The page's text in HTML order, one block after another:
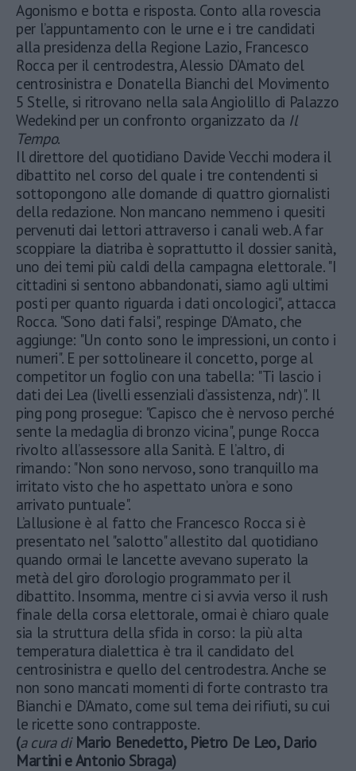
Agonismo e botta e risposta. Conto alla rovescia
per l’appuntamento con le urne e i tre candidati
alla presidenza della Regione Lazio, Francesco
Rocca per il centrodestra, Alessio D’Amato del
centrosinistra e Donatella Bianchi del Movimento
5 Stelle, si ritrovano nella sala Angiolillo di Palazzo
Wedekind per un confronto organizzato da Il
Tempo.
Il direttore del quotidiano Davide Vecchi modera il
dibattito nel corso del quale i tre contendenti si
sottopongono alle domande di quattro giornalisti
della redazione. Non mancano nemmeno i quesiti
pervenuti dai lettori attraverso i canali web. A far
scoppiare la diatriba è soprattutto il dossier sanità,
uno dei temi più caldi della campagna elettorale. "I
cittadini si sentono abbandonati, siamo agli ultimi
posti per quanto riguarda i dati oncologici", attacca
Rocca. "Sono dati falsi", respinge D’Amato, che
aggiunge: "Un conto sono le impressioni, un conto i
numeri". E per sottolineare il concetto, porge al
competitor un foglio con una tabella: "Ti lascio i
dati dei Lea (livelli essenziali d’assistenza, ndr)". Il
ping pong prosegue: "Capisco che è nervoso perché
sente la medaglia di bronzo vicina", punge Rocca
rivolto all’assessore alla Sanità. E l’altro, di
rimando: "Non sono nervoso, sono tranquillo ma
irritato visto che ho aspettato un’ora e sono
arrivato puntuale".
L’allusione è al fatto che Francesco Rocca si è
presentato nel "salotto" allestito dal quotidiano
quando ormai le lancette avevano superato la
metà del giro d’orologio programmato per il
dibattito. Insomma, mentre ci si avvia verso il rush
finale della corsa elettorale, ormai è chiaro quale
sia la struttura della sfida in corso: la più alta
temperatura dialettica è tra il candidato del
centrosinistra e quello del centrodestra. Anche se
non sono mancati momenti di forte contrasto tra
Bianchi e D’Amato, come sul tema dei rifiuti, su cui
le ricette sono contrapposte.
(a cura di Mario Benedetto, Pietro De Leo, Dario
Martini e Antonio Sbraga)